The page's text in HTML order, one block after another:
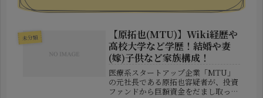
未分類
【原拓也(MTU)】Wiki経歴や
高校大学など学歴！結婚や妻
(嫁)子供など家族構成！
医療系スタートアップ企業「MTU」
の元社長である原拓也容疑者が、投資
ファンドから巨額資金をだまし取った